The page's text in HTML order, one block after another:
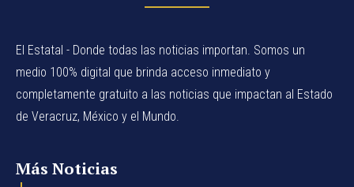
El Estatal - Donde todas las noticias importan. Somos un
medio 100% digital que brinda acceso inmediato y
completamente gratuito a las noticias que impactan al Estado
de Veracruz, México y el Mundo.
Más Noticias